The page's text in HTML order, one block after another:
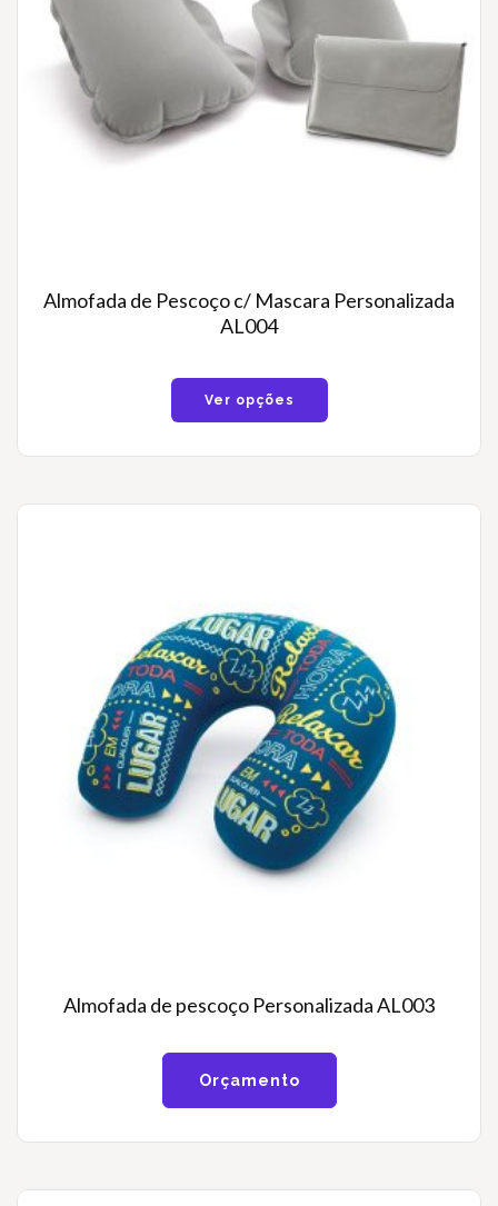
Almofada de Pescoço c/ Mascara Personalizada
AL004
Ver opções
Almofada de pescoço Personalizada AL003
Orçamento